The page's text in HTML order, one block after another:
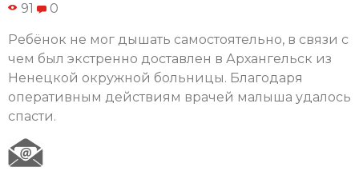
91 0
Ребёнок не мог дышать самостоятельно, в связи с
чем был экстренно доставлен в Архангельск из
Ненецкой окружной больницы. Благодаря
оперативным действиям врачей малыша удалось
спасти.